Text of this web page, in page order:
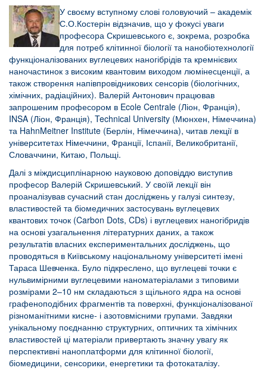
У своєму вступному слові головуючий – академік
С.О.Костерін відзначив, що у фокусі уваги
професора Скришевського є, зокрема, розробка
для потреб клітинної біології та нанобіотехнології
функціоналізованих вуглецевих наногібрідів та кремнієвих
наночастинок з високим квантовим виходом люмінесценції, а
також створення напівпровідникових сенсорів (біологічних,
хімічних, радіаційних). Валерій Антонович працював
запрошеним професором в Ecole Centrale (Ліон, Франція),
INSA (Ліон, Франція), Technical University (Мюнхен, Німеччина)
та Hahn­Meitner Institute (Берлін, Німеччина), читав лекції в
університетах Німеччини, Франції, Іспанії, Великобританії,
Словаччини, Китаю, Польщі.
Далі з міждисциплінарною науковою доповіддю виступив
професор Валерій Скришевський. У своїй лекції він
проаналізував сучасний стан досліджень у галузі синтезу,
властивостей та біомедичних застосувань вуглецевих
квантових точок (Carbon Dots, CDs) і вуглецевих наногібридів
на основі узагальнення літературних даних, а також
результатів власних експериментальних досліджень, що
проводяться в Київському національному університеті імені
Тараса Шевченка. Було підкреслено, що вуглецеві точки є
нульвимірними вуглецевими наноматеріалами з типовими
розмірами 2–10 нм складаються з щільного ядра на основі
графеноподібних фрагментів та поверхні, функціоналізованої
різноманітними кисне- і азотовмісними групами. Завдяки
унікальному поєднанню структурних, оптичних та хімічних
властивостей ці матеріали привертають значну увагу як
перспективні наноплатформи для клітинної біології,
біомедицини, сенсорики, енергетики та фотокаталізу.